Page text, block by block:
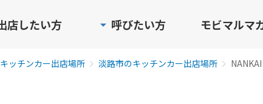
店したい方 呼びたい方 モビマルマ
ッチンカー出店場所 淡路市のキッチンカー出店場所